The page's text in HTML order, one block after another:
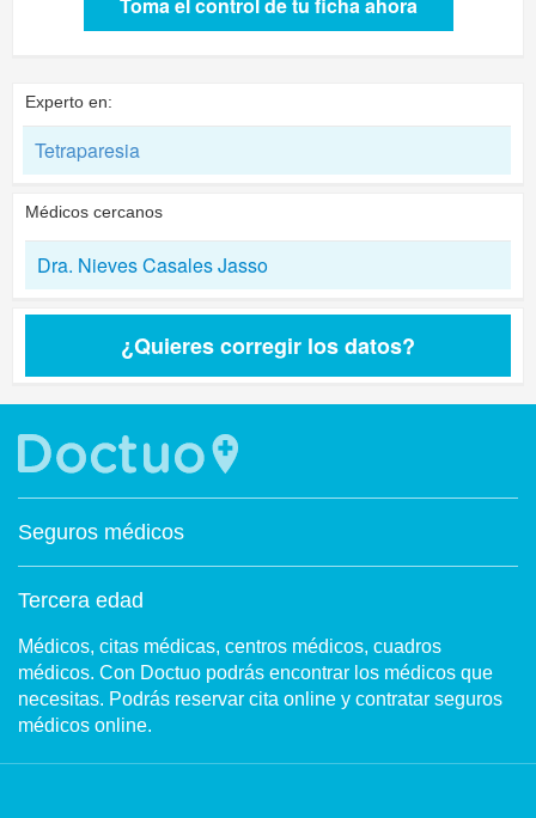
Experto en:
Tetraparesia
Médicos cercanos
Dra. Nieves Casales Jasso
¿Quieres corregir los datos?
Seguros médicos
Tercera edad
Médicos, citas médicas, centros médicos, cuadros
médicos. Con Doctuo podrás encontrar los médicos que
necesitas. Podrás reservar cita online y contratar seguros
médicos online.